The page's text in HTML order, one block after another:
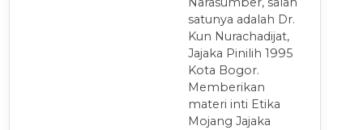
satunya adalah Dr.
Kun Nurachadijat,
Jajaka Pinilih 1995
Kota Bogor.
Memberikan
materi inti Etika
Mojang Jajaka